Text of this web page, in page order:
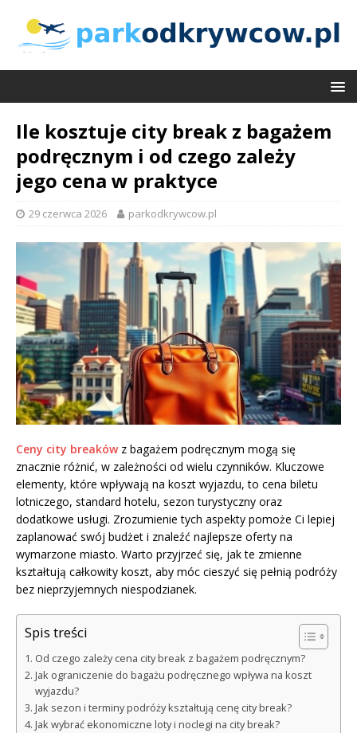
Ile kosztuje city break z bagażem
podręcznym i od czego zależy
jego cena w praktyce
29 czerwca 2026 parkodkrywcow.pl
Ceny city breakówz bagażem podręcznym mogą się
znacznie różnić, w zależności od wielu czynników. Kluczowe
elementy, które wpływają na koszt wyjazdu, to cena biletu
lotniczego, standard hotelu, sezon turystyczny oraz
dodatkowe usługi. Zrozumienie tych aspekty pomoże Ci lepiej
zaplanować swój budżet i znaleźć najlepsze oferty na
wymarzone miasto. Warto przyjrzeć się, jak te zmienne
kształtują całkowity koszt, aby móc cieszyć się pełnią podróży
bez nieprzyjemnych niespodzianek.
Spis treści
Od czego zależy cena city break z bagażem podręcznym?
Jak ograniczenie do bagażu podręcznego wpływa na koszt
wyjazdu?
Jak sezon i terminy podróży kształtują cenę city break?
Jak wybrać ekonomiczne loty i noclegi na city break?